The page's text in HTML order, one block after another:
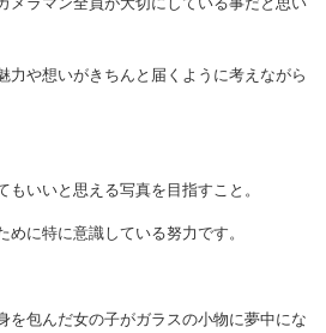
力や想いがきちんと届くように考えながら
いいと思える写真を目指すこと。
めに特に意識している努力です。
を包んだ女の子がガラスの小物に夢中にな